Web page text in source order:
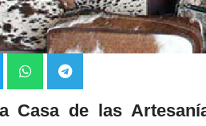
Casa de las